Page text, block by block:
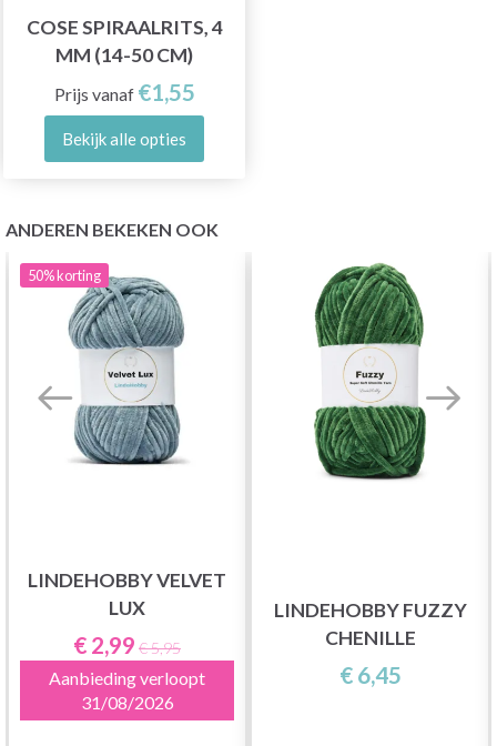
COSE SPIRAALRITS, 4
MM (14-50 CM)
Prijs vanaf €1,55
Bekijk alle opties
ANDEREN BEKEKEN OOK
50%korting
LINDEHOBBY VELVET
LUX
€ 2,99 € 5,95
Aanbieding verloopt
31/08/2026
LINDEHOBBY FUZZY
CHENILLE
€ 6,45